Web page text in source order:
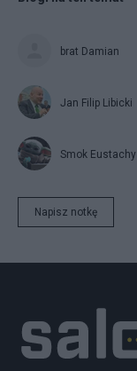
brat Damian
Jan Filip Libicki
Smok Eustachy
Napisz notkę